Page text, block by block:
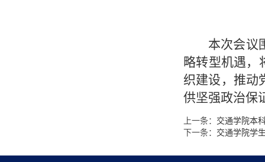
本次会议
略转型机遇，
织建设，推动
供坚强政治保
上一条： 交通学院本
下一条： 交通学院学